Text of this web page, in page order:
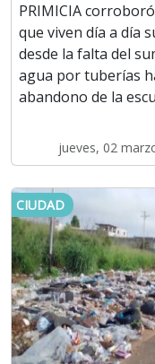
PRIMICIA
que viven día a día
desde la falta del
agua por tuberías
abandono de la
jueves, 02
CIUDAD